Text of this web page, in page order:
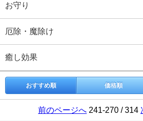
お守り
厄除・魔除け
癒し効果
おすすめ順 価格順
前のページへ 241-270 / 314